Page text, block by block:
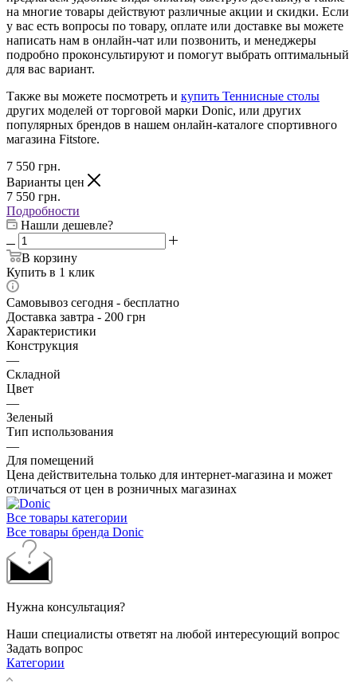
на многие товары действуют различные акции и скидки. Если
у вас есть вопросы по товару, оплате или доставке вы можете
написать нам в онлайн-чат или позвонить, и менеджеры
подробно проконсультируют и помогут выбрать оптимальный
для вас вариант.
Также вы можете посмотреть и купить Теннисные столы
других моделей от торговой марки Donic, или других
популярных брендов в нашем онлайн-каталоге спортивного
магазина Fitstore.
7 550 грн.
Варианты цен
7 550 грн.
Подробности
Нашли дешевле?
В корзину
Купить в 1 клик
Самовывоз сегодня - бесплатно
Доставка завтра - 200 грн
Характеристики
Конструкция
—
Складной
Цвет
—
Зеленый
Тип использования
—
Для помещений
Цена действительна только для интернет-магазина и может
отличаться от цен в розничных магазинах
Все товары категории
Все товары бренда Donic
Нужна консультация?
Наши специалисты ответят на любой интересующий вопрос
Задать вопрос
Категории